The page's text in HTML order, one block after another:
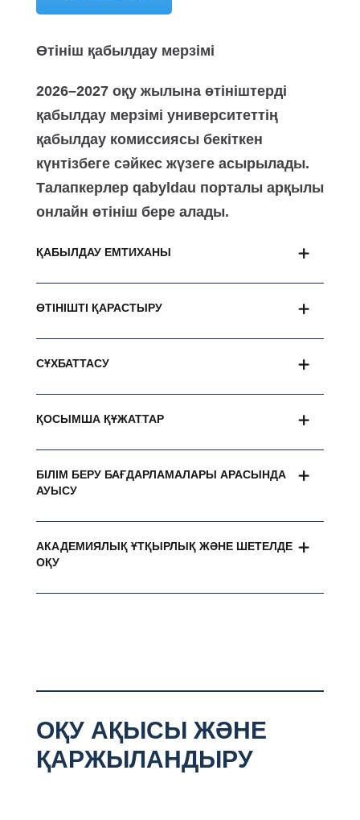
Өтініш қабылдау мерзімі
2026–2027 оқу жылына өтініштерді
қабылдау мерзімі университеттің
қабылдау комиссиясы бекіткен
күнтізбеге сәйкес жүзеге асырылады.
Талапкерлер qabyldau порталы арқылы
онлайн өтініш бере алады.
ҚАБЫЛДАУ ЕМТИХАНЫ
ӨТІНІШТІ ҚАРАСТЫРУ
СҰХБАТТАСУ
ҚОСЫМША ҚҰЖАТТАР
БІЛІМ БЕРУ БАҒДАРЛАМАЛАРЫ АРАСЫНДА
АУЫСУ
АКАДЕМИЯЛЫҚ ҰТҚЫРЛЫҚ ЖӘНЕ ШЕТЕЛДЕ
ОҚУ
ОҚУ АҚЫСЫ ЖӘНЕ
ҚАРЖЫЛАНДЫРУ